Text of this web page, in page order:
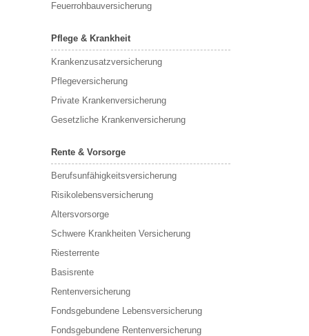
Feuerrohbauversicherung
Pflege & Krankheit
Krankenzusatzversicherung
Pflegeversicherung
Private Krankenversicherung
Gesetzliche Krankenversicherung
Rente & Vorsorge
Berufs­unfähigkeitsversicherung
Risikolebensversicherung
Altersvorsorge
Schwere Krankheiten Versicherung
Riesterrente
Basisrente
Rentenversicherung
Fondsgebundene Lebensversicherung
Fondsgebundene Rentenversicherung